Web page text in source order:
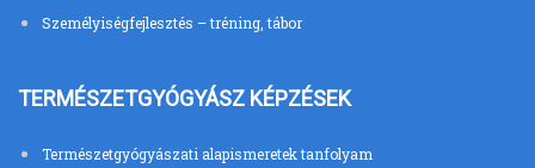
Személyiségfejlesztés – tréning, tábor
TERMÉSZETGYÓGYÁSZ KÉPZÉSEK
Természetgyógyászati alapismeretek tanfolyam